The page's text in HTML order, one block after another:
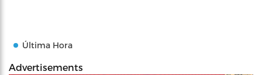
Última Hora
Advertisements